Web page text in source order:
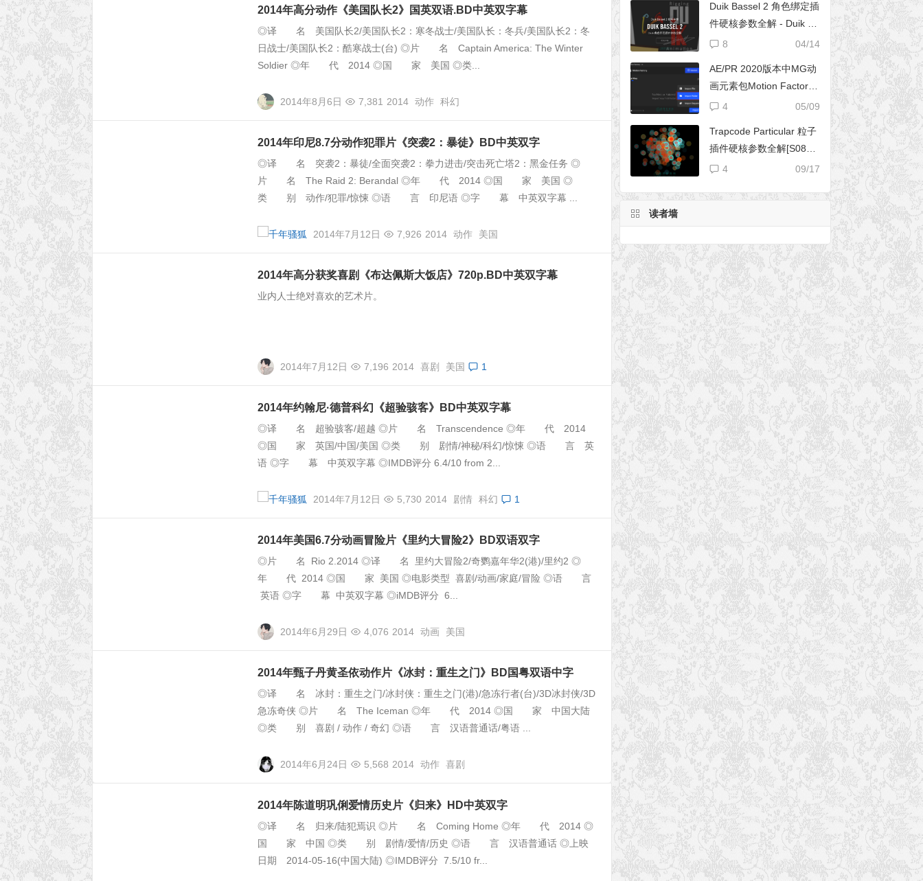
2014年高分动作《美国队长2》国英双语.BD中英双字幕
◎译 名 美国队长2/美国队长2：寒冬战士/美国队长：冬兵/美国队长2：冬
日战士/美国队长2：酷寒战士(台) ◎片 名 Captain America: The Winter
Soldier ◎年 代 2014 ◎国 家 美国 ◎类...
2014年8月6日 7,381 2014 动作 科幻
2014年印尼8.7分动作犯罪片《突袭2：暴徒》BD中英双字
◎译 名 突袭2：暴徒/全面突袭2：拳力进击/突击死亡塔2：黑金任务 ◎
片 名 The Raid 2: Berandal ◎年 代 2014 ◎国 家 美国 ◎
类 别 动作/犯罪/惊悚 ◎语 言 印尼语 ◎字 幕 中英双字幕 ...
2014年7月12日 7,926 2014 动作 美国
2014年高分获奖喜剧《布达佩斯大饭店》720p.BD中英双字幕
业内人士绝对喜欢的艺术片。
2014年7月12日 7,196 2014 喜剧 美国 1
2014年约翰尼·德普科幻《超验骇客》BD中英双字幕
◎译 名 超验骇客/超越 ◎片 名 Transcendence ◎年 代 2014
◎国 家 英国/中国/美国 ◎类 别 剧情/神秘/科幻/惊悚 ◎语 言 英
语 ◎字 幕 中英双字幕 ◎IMDB评分 6.4/10 from 2...
2014年7月12日 5,730 2014 剧情 科幻 1
2014年美国6.7分动画冒险片《里约大冒险2》BD双语双字
◎片 名 Rio 2.2014 ◎译 名 里约大冒险2/奇鹦嘉年华2(港)/里约2 ◎
年 代 2014 ◎国 家 美国 ◎电影类型 喜剧/动画/家庭/冒险 ◎语 言
英语 ◎字 幕 中英双字幕 ◎iMDB评分 6...
2014年6月29日 4,076 2014 动画 美国
2014年甄子丹黄圣依动作片《冰封：重生之门》BD国粤双语中字
◎译 名 冰封：重生之门/冰封侠：重生之门(港)/急冻行者(台)/3D冰封侠/3D
急冻奇侠 ◎片 名 The Iceman ◎年 代 2014 ◎国 家 中国大陆
◎类 别 喜剧 / 动作 / 奇幻 ◎语 言 汉语普通话/粤语 ...
2014年6月24日 5,568 2014 动作 喜剧
2014年陈道明巩俐爱情历史片《归来》HD中英双字
◎译 名 归来/陆犯焉识 ◎片 名 Coming Home ◎年 代 2014 ◎
国 家 中国 ◎类 别 剧情/爱情/历史 ◎语 言 汉语普通话 ◎上映
日期 2014-05-16(中国大陆) ◎IMDB评分 7.5/10 fr...
Duik Bassel 2 角色绑定插
件硬核参数全解 - Duik 16
完全使用手册
04/14
8
AE/PR 2020版本中MG动
画元素包Motion Factory
脚本无法导入文件夹05/09
4
Trapcode Particular 粒子
插件硬核参数全解[S08E0
2] – 阴影设置（Shadowle
09/17
4
读者墙